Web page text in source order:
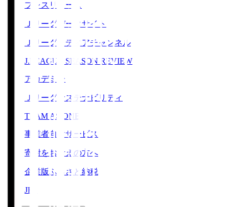
プレスリリース
Ｊリーグデータサイト
Ｊリーグメディアチャンネル
J.LEAGUE SEASON REVIEW
アカデミー
Ｊリーグサステナビリティ
TEAM AS ONE
事業者向けサービス
寄附をお考えの方へ
企業版ふるさと納税
JFA